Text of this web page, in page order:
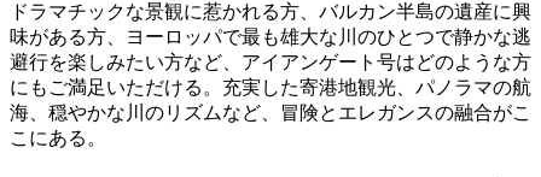
ドラマチックな景観に惹かれる方、バルカン半島の遺産に興
味がある方、ヨーロッパで最も雄大な川のひとつで静かな逃
避行を楽しみたい方など、アイアンゲート号はどのような方
にもご満足いただける。充実した寄港地観光、パノラマの航
海、穏やかな川のリズムなど、冒険とエレガンスの融合がこ
こにある。